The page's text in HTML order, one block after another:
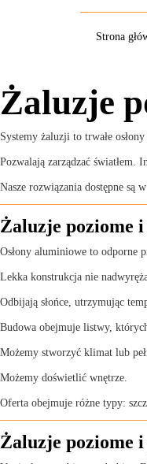
Strona
Żaluzje
Systemy żaluzji to trwałe
Pozwalają zarządzać światłem.
Nasze rozwiązania dostępne są
Żaluzje poziome
Osłony aluminiowe to odporne
Lekka konstrukcja nie
Odbijają słońce, utrzymując
Budowa obejmuje listwy,
Możemy stworzyć klimat lub
Możemy doświetlić wnętrze.
Oferta obejmuje różne typy:
Żaluzje poziome